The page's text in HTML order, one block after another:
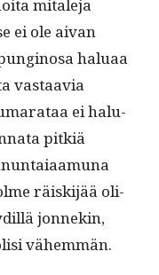
mitale­ja
ei ole aivan
halu­aa
vas­taavia
ei halu­
pitk­iä
räiski­jää oli­
jon­nekin,
vähemmän.